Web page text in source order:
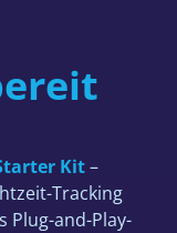
Kit–
Tracking
Plug-and-Play-